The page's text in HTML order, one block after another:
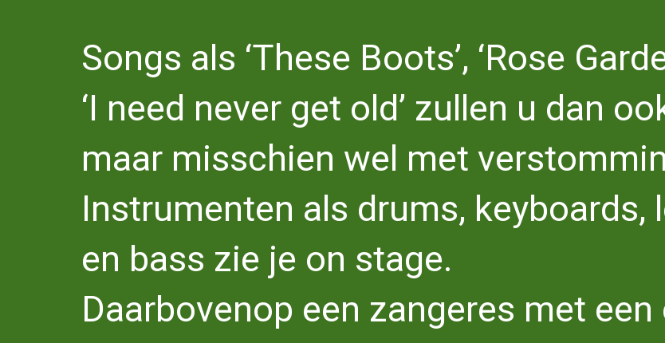
Songs als ‘These Boots’, ‘Rose
‘I need never get old’ zullen u dan
maar misschien wel met
Instrumenten als drums, keyboards,
en bass zie je on stage.
Daarbovenop een zangeres met